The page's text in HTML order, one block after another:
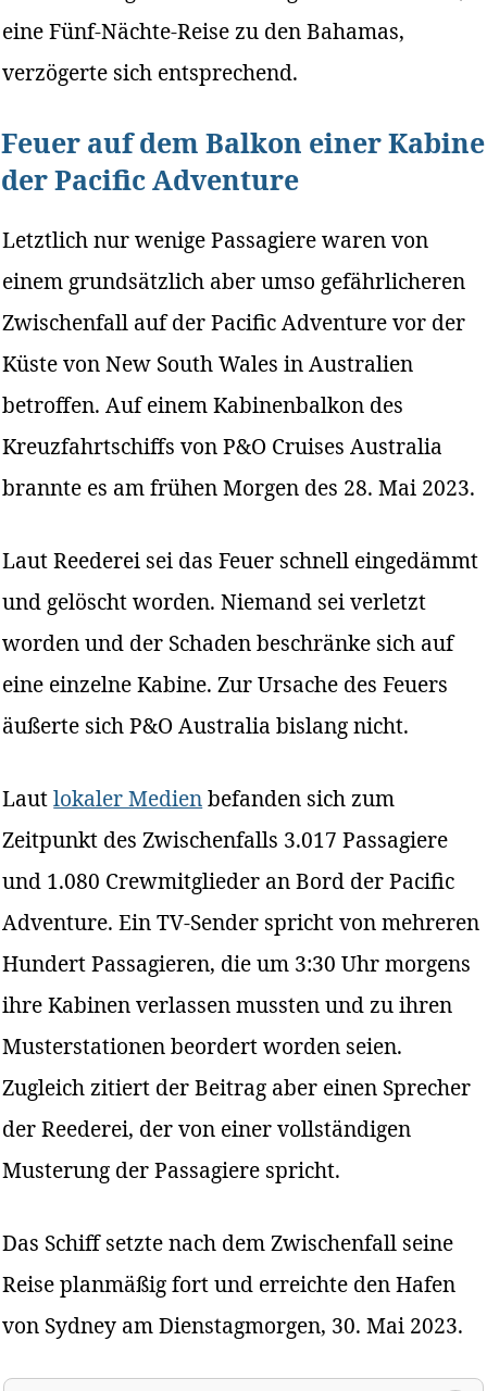
eine Fünf-Nächte-Reise zu den Bahamas,
verzögerte sich entsprechend.
Feuer auf dem Balkon einer Kabine
der Pacific Adventure
Letztlich nur wenige Passagiere waren von
einem grundsätzlich aber umso gefährlicheren
Zwischenfall auf der Pacific Adventure vor der
Küste von New South Wales in Australien
betroffen. Auf einem Kabinenbalkon des
Kreuzfahrtschiffs von P&O Cruises Australia
brannte es am frühen Morgen des 28. Mai 2023.
Laut Reederei sei das Feuer schnell eingedämmt
und gelöscht worden. Niemand sei verletzt
worden und der Schaden beschränke sich auf
eine einzelne Kabine. Zur Ursache des Feuers
äußerte sich P&O Australia bislang nicht.
Lautlokaler Medienbefanden sich zum
Zeitpunkt des Zwischenfalls 3.017 Passagiere
und 1.080 Crewmitglieder an Bord der Pacific
Adventure. Ein TV-Sender spricht von mehreren
Hundert Passagieren, die um 3:30 Uhr morgens
ihre Kabinen verlassen mussten und zu ihren
Musterstationen beordert worden seien.
Zugleich zitiert der Beitrag aber einen Sprecher
der Reederei, der von einer vollständigen
Musterung der Passagiere spricht.
Das Schiff setzte nach dem Zwischenfall seine
Reise planmäßig fort und erreichte den Hafen
von Sydney am Dienstagmorgen, 30. Mai 2023.